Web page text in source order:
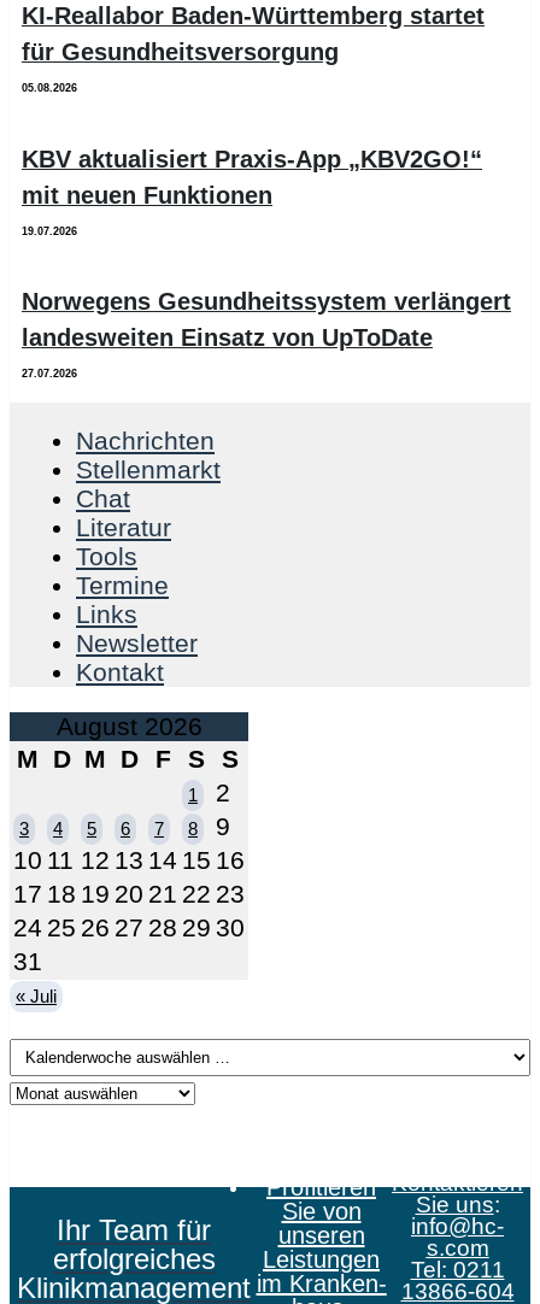
KI-Reallabor Baden-Württemberg startet
für Gesundheitsversorgung
05.08.2026
KBV aktualisiert Praxis-App „KBV2GO!“
mit neuen Funktionen
19.07.2026
Norwegens Gesundheitssystem verlängert
landesweiten Einsatz von UpToDate
27.07.2026
Nachrichten
Stellenmarkt
Chat
Literatur
Tools
Termine
Links
Newsletter
Kontakt
August 2026
M
D M D F S S
1 2
3 4 5 6 7 8
9
10 11 12 13 14 15 16
17 18 19 20 21 22 23
24 25 26 27 28 29 30
31
« Juli
Ihr Team für
erfolgreiches
Klinikmanagement
Profitieren
Sie von
unseren
Leistungen
im Kranken­
Kontaktieren
Sie uns:
info@hc-
s.com
Tel: 0211
13866-604